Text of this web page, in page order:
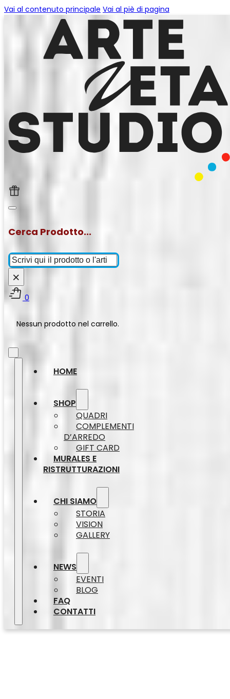
Vai al contenuto principale Vai al piè di pagina
Cerca Prodotto...
Cerca
×
0
Nessun prodotto nel carrello.
HOME
SHOP
QUADRI
COMPLEMENTI
D’ARREDO
GIFT CARD
MURALES E
RISTRUTTURAZIONI
CHI SIAMO
STORIA
VISION
GALLERY
NEWS
EVENTI
BLOG
FAQ
CONTATTI